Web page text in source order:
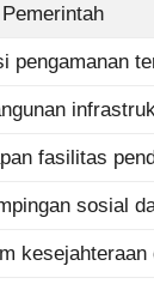
pengamanan
fasilitas
sosial
kesejahteraan